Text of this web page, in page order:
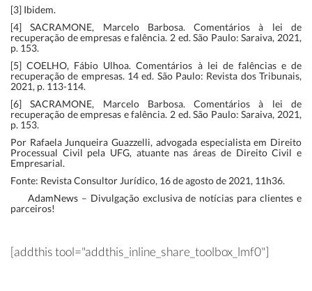
[3] Ibidem.
[4] SACRAMONE, Marcelo Barbosa. Comentários à lei de
recuperação de empresas e falência. 2 ed. São Paulo: Saraiva, 2021,
p. 153.
[5] COELHO, Fábio Ulhoa. Comentários à lei de falências e de
recuperação de empresas. 14 ed. São Paulo: Revista dos Tribunais,
2021, p. 113-114.
[6] SACRAMONE, Marcelo Barbosa. Comentários à lei de
recuperação de empresas e falência. 2 ed. São Paulo: Saraiva, 2021,
p. 153.
Por Rafaela Junqueira Guazzelli, advogada especialista em Direito
Processual Civil pela UFG, atuante nas áreas de Direito Civil e
Empresarial.
Fonte: Revista Consultor Jurídico, 16 de agosto de 2021, 11h36.
AdamNews– Divulgação exclusiva de notícias para clientes e
parceiros!
[addthis tool="addthis_inline_share_toolbox_lmf0"]